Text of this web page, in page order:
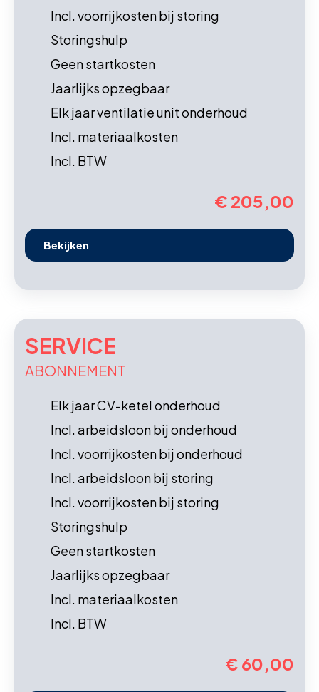
Incl. voorrijkosten bij storing
Storingshulp
Geen startkosten
Jaarlijks opzegbaar
Elk jaar ventilatie unit onderhoud
Incl. materiaalkosten
Incl. BTW
€ 205,00
Bekijken
SERVICE
ABONNEMENT
Elk jaar CV-ketel onderhoud
Incl. arbeidsloon bij onderhoud
Incl. voorrijkosten bij onderhoud
Incl. arbeidsloon bij storing
Incl. voorrijkosten bij storing
Storingshulp
Geen startkosten
Jaarlijks opzegbaar
Incl. materiaalkosten
Incl. BTW
€ 60,00